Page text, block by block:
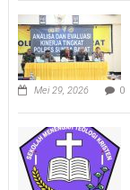
Mei 29, 2026 0